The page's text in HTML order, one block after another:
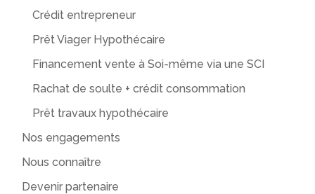
Crédit entrepreneur
Prêt Viager Hypothécaire
Financement vente à Soi-même via une SCI
Rachat de soulte + crédit consommation
Prêt travaux hypothécaire
Nos engagements
Nous connaître
Devenir partenaire